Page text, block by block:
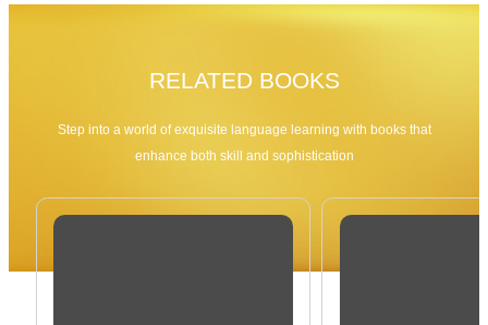
RELATED BOOKS
Step into a world of exquisite language learning with books that
enhance both skill and sophistication